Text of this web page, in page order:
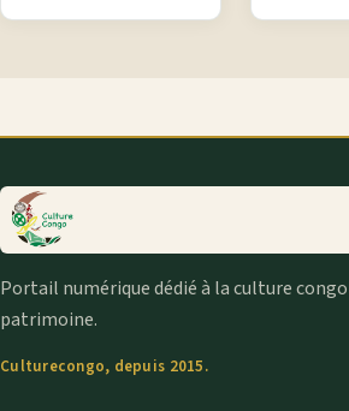
Portail numérique dédié à la culture
patrimoine.
Culturecongo, depuis 2015.